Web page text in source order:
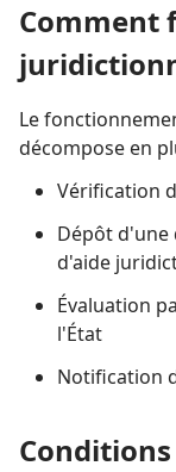
Comment
Le
décompose en
Vérification
Dépôt d'une
d'aide
Évaluation
l'État
Notification